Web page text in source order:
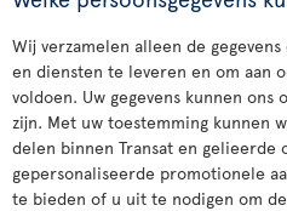
Wij verzamelen alleen de
en diensten te leveren en om aan
voldoen. Uw gegevens kunnen
zijn. Met uw toestemming kunnen
delen binnen Transat en gelieerde
gepersonaliseerde promotionele
te bieden of u uit te nodigen om